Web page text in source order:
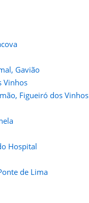
Gavião
Vinhos
Figueiró dos Vinhos
Hospital
de Lima